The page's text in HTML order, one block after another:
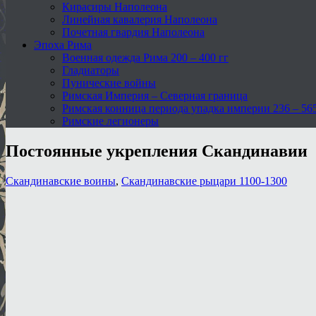
Кирасиры Наполеона
Линейная кавалерия Наполеона
Почетная гвардия Наполеона
Эпоха Рима
Военная одежда Рима 200 – 400 гг
Гладиаторы
Пунические войны
Римская Империя – Северная граница
Римская конница периода упадка империи 236 –
Римские легионеры
Постоянные укрепления Скандинавии
Скандинавские воины, Скандинавские рыцари 1100-1300